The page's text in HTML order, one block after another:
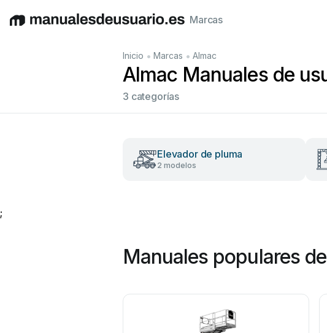
EnglishDeutschEspañolItaliano Français
Marcas
Inicio • Marcas • Almac
Almac Manuales de
3 categorías
Elevador de pluma
2 modelos
;
Manuales populares